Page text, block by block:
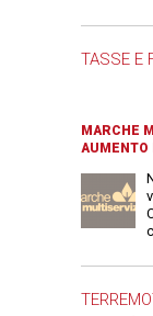
TASSE E
MARCHE
AUMENTO